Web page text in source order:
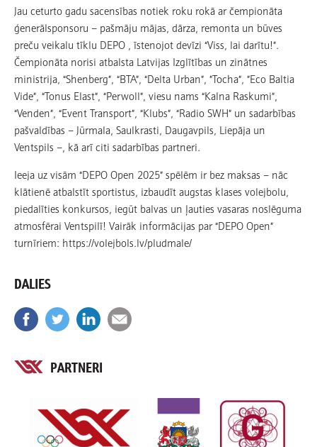
Jau ceturto gadu sacensības notiek roku rokā ar čempionāta
ģenerālsponsoru – pašmāju mājas, dārza, remonta un būves
preču veikalu tīklu DEPO , īstenojot devīzi “Viss, lai darītu!”.
Čempionāta norisi atbalsta Latvijas Izglītības un zinātnes
ministrija, “Shenberg”, “BTA”, “Delta Urban”, ”Tocha”, ”Eco Baltia
Vide”, “Tonus Elast”, “Perwoll”, viesu nams “Kalna Raskumi”,
“Venden”, “Event Transport”, “Klubs”, “Radio SWH” un sadarbības
pašvaldības – Jūrmala, Saulkrasti, Daugavpils, Liepāja un
Ventspils –, kā arī citi sadarbības partneri.
Ieeja uz visām “DEPO Open 2025” spēlēm ir bez maksas – nāc
klātienē atbalstīt sportistus, izbaudīt augstas klases volejbolu,
piedalīties konkursos, iegūt balvas un ļauties vasaras noslēguma
atmosfērai Ventspilī! Vairāk informācijas par “DEPO Open”
turnīriem: https://volejbols.lv/pludmale/
DALIES
PARTNERI